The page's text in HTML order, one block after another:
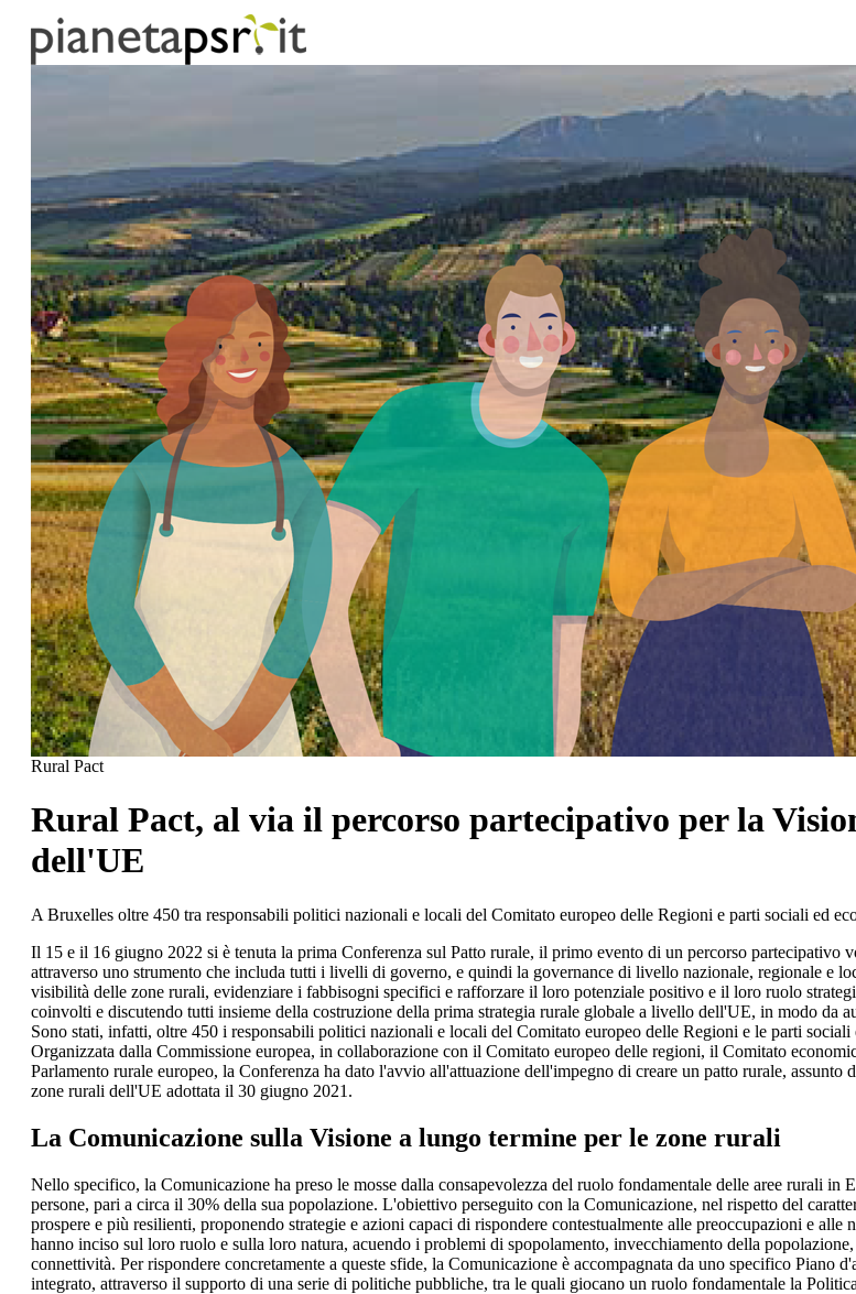
Rural Pact
Rural Pact, al via il percorso partecipativo per la
dell'UE
A Bruxelles oltre 450 tra responsabili politici nazionali e locali del Comitato europeo delle Regioni e parti sociali ed
Il 15 e il 16 giugno 2022 si è tenuta la prima Conferenza sul Patto rurale, il primo evento di un percorso partecipativo
attraverso uno strumento che includa tutti i livelli di governo, e quindi la governance di livello nazionale, regionale e
visibilità delle zone rurali, evidenziare i fabbisogni specifici e rafforzare il loro potenziale positivo e il loro ruolo
coinvolti e discutendo tutti insieme della costruzione della prima strategia rurale globale a livello dell'UE, in modo da
Sono stati, infatti, oltre 450 i responsabili politici nazionali e locali del Comitato europeo delle Regioni e le parti
Organizzata dalla Commissione europea, in collaborazione con il Comitato europeo delle regioni, il Comitato
Parlamento rurale europeo, la Conferenza ha dato l'avvio all'attuazione dell'impegno di creare un patto rurale,
zone rurali dell'UE adottata il 30 giugno 2021.
La Comunicazione sulla Visione a lungo termine per le zone rurali
Nello specifico, la Comunicazione ha preso le mosse dalla consapevolezza del ruolo fondamentale delle aree rurali
persone, pari a circa il 30% della sua popolazione. L'obiettivo perseguito con la Comunicazione, nel rispetto del
prospere e più resilienti, proponendo strategie e azioni capaci di rispondere contestualmente alle preoccupazioni e
hanno inciso sul loro ruolo e sulla loro natura, acuendo i problemi di spopolamento, invecchiamento della
connettività. Per rispondere concretamente a queste sfide, la Comunicazione è accompagnata da uno specifico Piano
integrato, attraverso il supporto di una serie di politiche pubbliche, tra le quali giocano un ruolo fondamentale la